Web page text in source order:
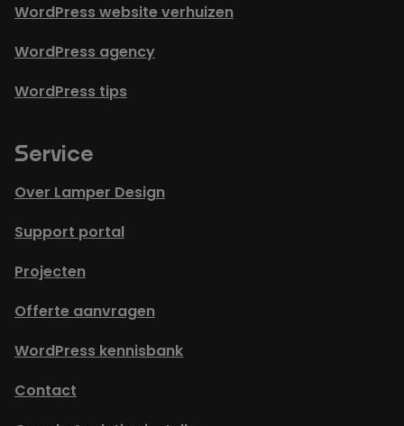
WordPress website verhuizen
WordPress agency
WordPress tips
Service
Over Lamper Design
Support portal
Projecten
Offerte aanvragen
WordPress kennisbank
Contact